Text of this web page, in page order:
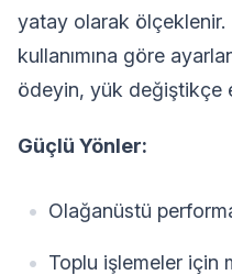
yatay olarak ölçeklenir.
kullanımına göre
ödeyin, yük değiştikçe
Güçlü Yönler:
Olağanüstü
Toplu işlemeler için